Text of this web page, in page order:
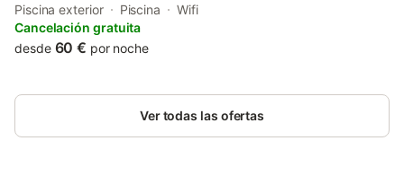
Sevillano, as well as 14 km from Palacio del Infantado. It is
situated 38 km from Madrid´s gate and features a tour desk.
Piscina exterior Piscina
Wifi
Cancelación gratuita
desde 60 € por noche
Ver todas las ofertas